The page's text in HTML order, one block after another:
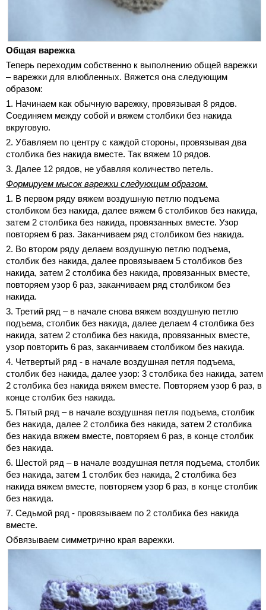
Общая варежка
Теперь переходим собственно к выполнению общей варежки
– варежки для влюбленных. Вяжется она следующим
образом:
1. Начинаем как обычную варежку, провязывая 8 рядов.
Соединяем между собой и вяжем столбики без накида
вкруговую.
2. Убавляем по центру с каждой стороны, провязывая два
столбика без накида вместе. Так вяжем 10 рядов.
3. Далее 12 рядов, не убавляя количество петель.
Формируем мысок варежки следующим образом.
1. В первом ряду вяжем воздушную петлю подъема
столбиком без накида, далее вяжем 6 столбиков без накида,
затем 2 столбика без накида, провязанных вместе. Узор
повторяем 6 раз. Заканчиваем ряд столбиком без накида.
2. Во втором ряду делаем воздушную петлю подъема,
столбик без накида, далее провязываем 5 столбиков без
накида, затем 2 столбика без накида, провязанных вместе,
повторяем узор 6 раз, заканчиваем ряд столбиком без
накида.
3. Третий ряд – в начале снова вяжем воздушную петлю
подъема, столбик без накида, далее делаем 4 столбика без
накида, затем 2 столбика без накида, провязанных вместе,
узор повторить 6 раз, заканчиваем столбиком без накида.
4. Четвертый ряд - в начале воздушная петля подъема,
столбик без накида, далее узор: 3 столбика без накида, затем
2 столбика без накида вяжем вместе. Повторяем узор 6 раз, в
конце столбик без накида.
5. Пятый ряд – в начале воздушная петля подъема, столбик
без накида, далее 2 столбика без накида, затем 2 столбика
без накида вяжем вместе, повторяем 6 раз, в конце столбик
без накида.
6. Шестой ряд – в начале воздушная петля подъема, столбик
без накида, затем 1 столбик без накида, 2 столбика без
накида вяжем вместе, повторяем узор 6 раз, в конце столбик
без накида.
7. Седьмой ряд - провязываем по 2 столбика без накида
вместе.
Обвязываем симметрично края варежки.